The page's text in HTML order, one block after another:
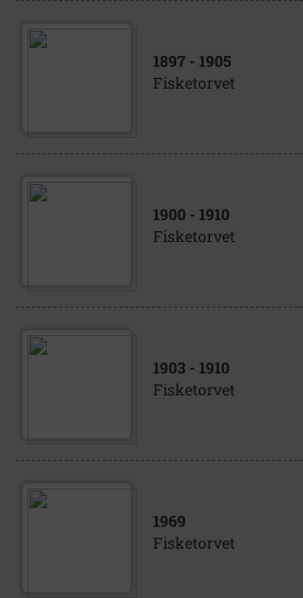
1897 - 1905
Fisketorvet
1900 - 1910
Fisketorvet
1903 - 1910
Fisketorvet
1969
Fisketorvet